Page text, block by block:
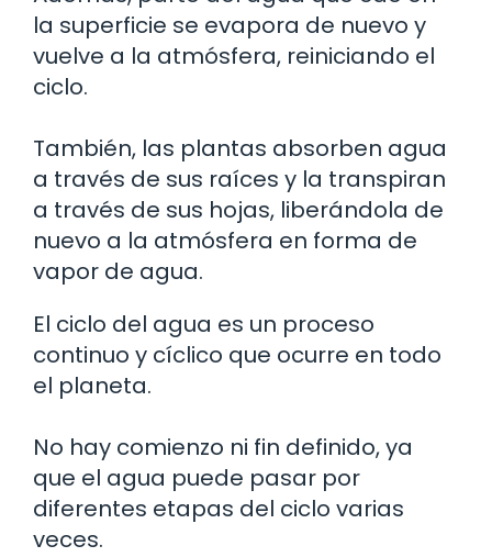
la superficie se evapora de nuevo y
vuelve a la atmósfera, reiniciando el
ciclo.
También, las plantas absorben agua
a través de sus raíces y la transpiran
a través de sus hojas, liberándola de
nuevo a la atmósfera en forma de
vapor de agua.
El ciclo del agua es un proceso
continuo y cíclico que ocurre en todo
el planeta.
No hay comienzo ni fin definido, ya
que el agua puede pasar por
diferentes etapas del ciclo varias
veces.